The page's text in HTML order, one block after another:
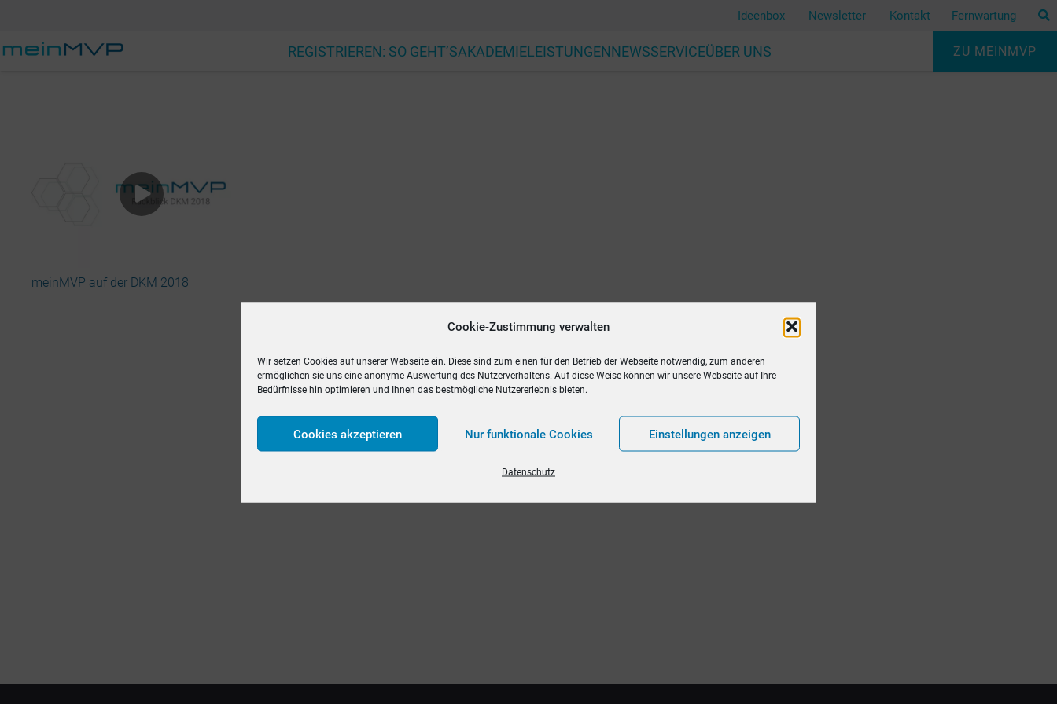
Cookie-Zustimmung verwalten
Wir setzen Cookies auf unserer Webseite ein. Diese sind zum einen für den Betrieb der Webseite notwendig, zum anderen
ermöglichen sie uns eine anonyme Auswertung des Nutzerverhaltens. Auf diese Weise können wir unsere Webseite auf Ihre
Bedürfnisse hin optimieren und Ihnen das bestmögliche Nutzererlebnis bieten.
Cookies akzeptieren Nur funktionale Cookies Einstellungen anzeigen
Datenschutz
Ideenbox Newsletter Kontakt Fernwartung
REGISTRIEREN: SO GEHT’SAKADEMIELEISTUNGENNEWSSERVICEÜBER UNS
meinMVP auf der DKM 2018